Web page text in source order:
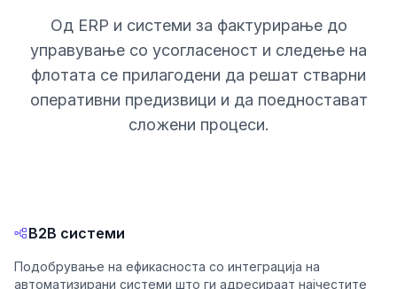
Од ERP и системи за фактурирање до
управување со усогласеност и следење на
флотата се прилагодени да решат стварни
оперативни предизвици и да поедностават
сложени процеси.
B2B системи
Подобрување на ефикасноста со интеграција на
автоматизирани системи што ги адресираат најчестите